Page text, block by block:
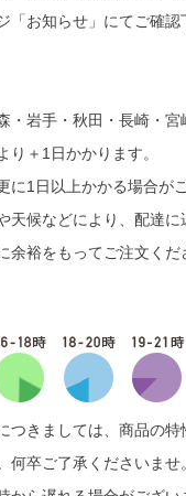
「お知らせ」にてご確認
・岩手・秋田・長崎・宮
り＋1日かかります。
1日以上かかる場合がご
天候などにより、配達に
余裕をもってご注文くだ
つきましては、商品の特
何卒ご了承くださいませ。